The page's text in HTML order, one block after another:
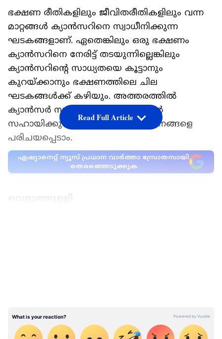
ഭക്ഷണ രീതികളിലും ജീവിതരീതികളിലും വന്ന
മാറ്റങ്ങള്‍ ക്യാന്‍സറിനെ സ്വാധീനിക്കുന്ന
ഘടകങ്ങളാണ്. ഏതെങ്കിലും ഒരു ഭക്ഷണം
ക്യാൻസറിനെ നേരിട്ട് തടയുന്നില്ലെങ്കിലും
ക്യാൻസറിന്റെ സാധ്യതയെ കൂട്ടാനും
കുറയ്ക്കാനും ഭക്ഷണത്തിലെ ചില
ഘടകങ്ങൾക്ക് കഴിയും. അത്തരത്തില്‍
ക്യാന്‍സര്‍ സാധ്യതയെ കുറയ്ക്കാന്‍
സഹായിക്കുന്ന ചില സുഗന്ധവ്യഞ്ജനങ്ങളെ
പരിചയപ്പെടാം.
ഏഷ്യാനെറ്റ് ന്യൂസ് പ്രധാന വാർത്താ സ്രോതസായി
തെരഞ്ഞെടുക്കുക
സംയുക്തം വെളുത്തുള്ളിയില്‍ അടങ്ങിയിട്ടുണ്ട്.
ഇവയാണ് ക്യാന്‍സര്‍ സാധ്യതയെ കുറയ്ക്കാന്‍
Read Full Article